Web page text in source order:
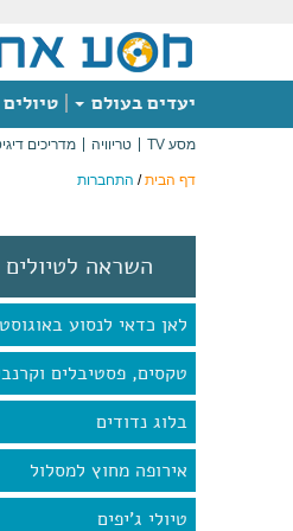
יעדים בעולם
מסע TV טריוויה מדריכים
דף הבית/ התחברות
השראה לטיולים
לאן כדאי לנסוע באוגוסט
טקסים, פסטיבלים
בלוג נדודים
אירופה מחוץ למסלול
טיולי ג'יפים